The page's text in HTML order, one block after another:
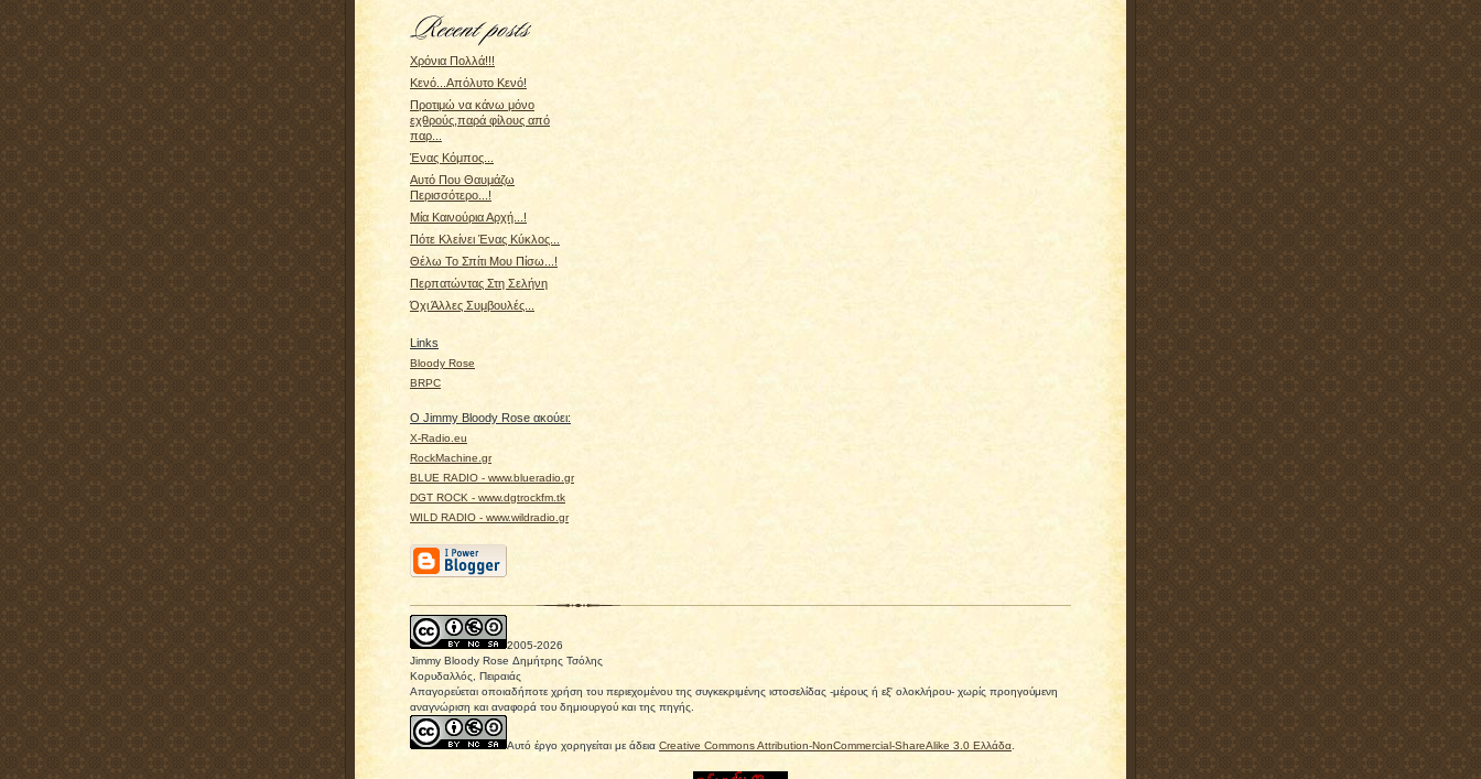
Χρόνια Πολλά!!!
Κενό...Απόλυτο Κενό!
Προτιμώ να κάνω μόνο
εχθρούς,παρά φίλους από
παρ...
Ένας Κόμπος...
Αυτό Που Θαυμάζω
Περισσότερο...!
Μία Καινούρια Αρχή...!
Πότε Κλείνει Ένας Κύκλος...
Θέλω Το Σπίτι Μου Πίσω...!
Περπατώντας Στη Σελήνη
Όχι Άλλες Συμβουλές...
Links
Bloody Rose
BRPC
Ο Jimmy Bloody Rose ακούει:
X-Radio.eu
RockMachine.gr
BLUE RADIO - www.blueradio.gr
DGT ROCK - www.dgtrockfm.tk
WILD RADIO - www.wildradio.gr
2005-2026
Jimmy Bloody Rose Δημήτρης Τσόλης
Κορυδαλλός, Πειραιάς
Απαγορεύεται οποιαδήποτε χρήση του περιεχομένου της συγκεκριμένης ιστοσελίδας -μέρους ή εξ' ολοκλήρου- χωρίς προηγούμενη
αναγνώριση και αναφορά του δημιουργού και της πηγής.
Αυτό έργο χορηγείται με άδεια Creative Commons Attribution-NonCommercial-ShareAlike 3.0 Ελλάδα